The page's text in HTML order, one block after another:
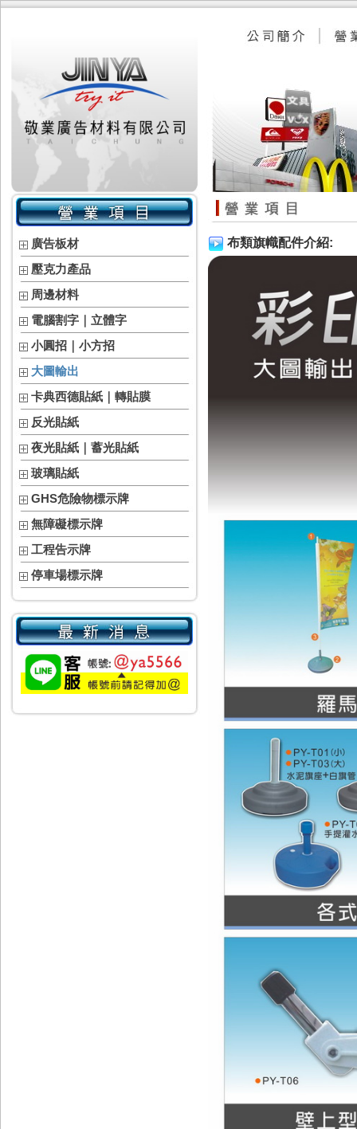
廣告板材
壓克力產品
周邊材料
電腦割字｜立體字
小圓招｜小方招
大圖輸出
卡典西德貼紙｜轉貼膜
反光貼紙
夜光貼紙｜蓄光貼紙
玻璃貼紙
GHS危險物標示牌
無障礙標示牌
工程告示牌
停車場標示牌
布類旗幟配件介紹: